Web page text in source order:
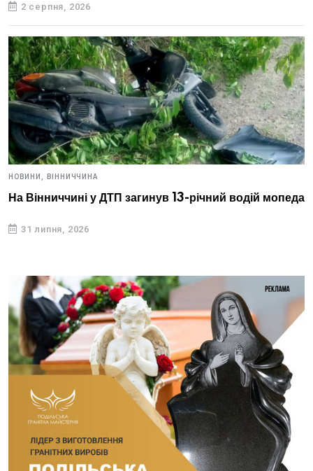
2 серпня, 2026
НОВИНИ, ВІННИЧЧИНА
На Вінниччині у ДТП загинув 13-річний водій мопеда
31 липня, 2026